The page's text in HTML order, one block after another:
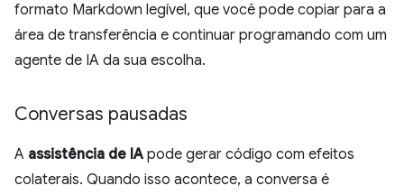
formato Markdown legível, que você pode copiar para a
área de transferência e continuar programando com um
agente de IA da sua escolha.
Conversas pausadas
A assistência de IA pode gerar código com efeitos
colaterais. Quando isso acontece, a conversa é